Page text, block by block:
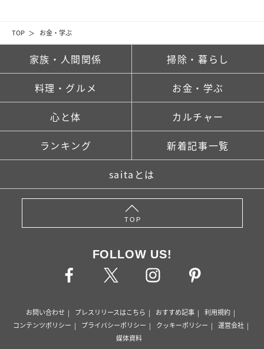
TOP お金・学ぶ
家族・人間関係 掃除・暮らし
料理・グルメ お金・学ぶ
心と体 カルチャー
ランキング 新着記事一覧
saitaとは
TOP
FOLLOW US!
お問い合わせ プレスリリースはこちら おすすめ記事
利用規約
コンテンツポリシー
プライバシーポリシー クッキーポリシー
運営会社
媒体資料